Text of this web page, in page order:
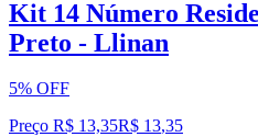
Kit 14 Número
Preto - Llinan
5% OFF
Preço R$ 13,35R$ 13,35